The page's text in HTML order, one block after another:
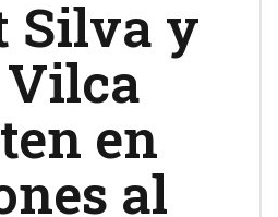
Silva y
Vilca
en
al